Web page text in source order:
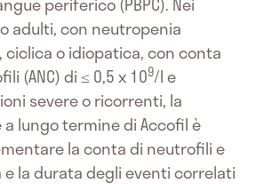
adulti, con neutropenia
o idiopatica, con conta
(ANC) di ≤ 0,5 x 109/l e
severe o ricorrenti, la
lungo termine di Accofil è
la conta di neutrofili e
e la durata degli eventi correlati